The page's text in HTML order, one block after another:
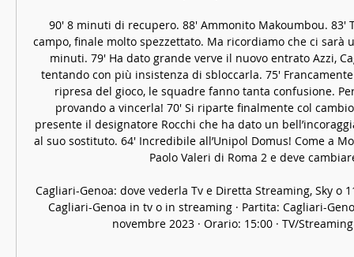
90′ 8 minuti di recupero. 88′ Ammonito Makoumbou.
campo, finale molto spezzettato. Ma ricordiamo che ci sarà
minuti. 79′ Ha dato grande verve il nuovo entrato Azzi,
tentando con più insistenza di sbloccarla. 75′
ripresa del gioco, le squadre fanno tanta confusione.
provando a vincerla! 70′ Si riparte finalmente col
presente il designatore Rocchi che ha dato un
al suo sostituto. 64′ Incredibile all’Unipol Domus! Come a
Paolo Valeri di Roma 2 e deve
Cagliari-Genoa: dove vederla Tv e Diretta Streaming, Sky o
Cagliari-Genoa in tv o in streaming · Partita: Cagliari-
novembre 2023 · Orario: 15:00 · TV/